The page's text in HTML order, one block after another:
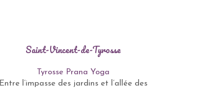
Saint-Vincent-de-Tyrosse
Tyrosse Prana Yoga
Entre l’impasse des jardins et l’allée des